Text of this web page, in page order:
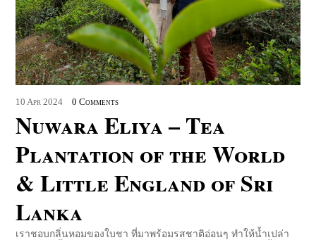
10 Apr 2024 0 Comments
Nuwara Eliya – Tea
Plantation of the World
& Little England of Sri
Lanka
เราชอบกลิ่นหอมของใบชา ที่มาพร้อมรสชาติอ่อนๆ ทำให้น้ำเปล่า